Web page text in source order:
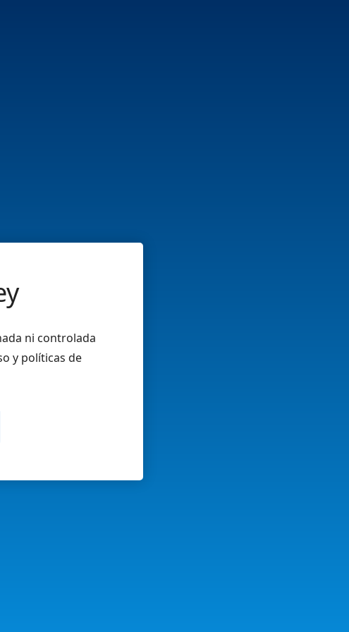
ni controlada
y políticas de